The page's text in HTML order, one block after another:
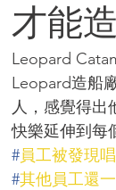
才能
Leopard
Leopard造船
人，感覺得出
快樂延伸到每
#員工被發現
#其他員工還